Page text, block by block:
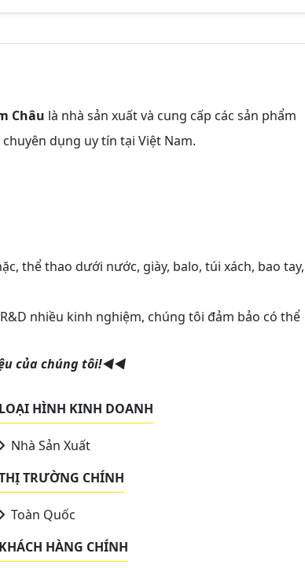
Châu là nhà sản xuất và cung cấp các sản phẩm
dụng uy tín tại Việt Nam.
thể thao dưới nước, giày, balo, túi xách, bao tay,
nhiều kinh nghiệm, chúng tôi đảm bảo có thể
của chúng tôi!◄◄
LOẠI HÌNH KINH DOANH
Nhà Sản Xuất
TRƯỜNG CHÍNH
Toàn Quốc
KHÁCH HÀNG CHÍNH